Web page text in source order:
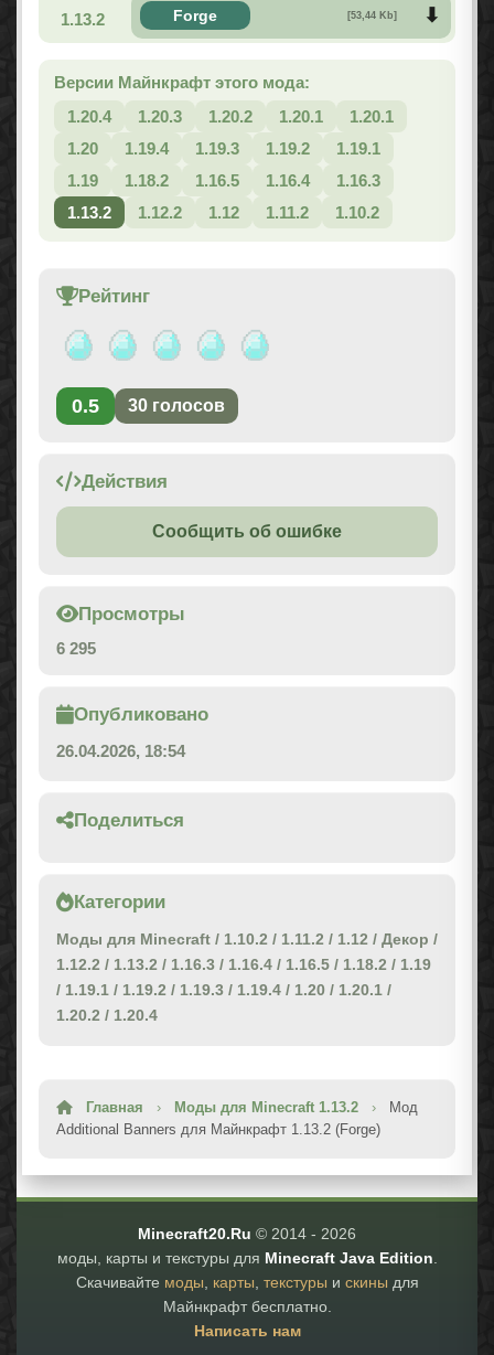
1.13.2 Forge [53,44 Kb]
Версии Майнкрафт этого мода:
1.20.4
1.20.3 1.20.2 1.20.1
1.20.1
1.20
1.19.4 1.19.3 1.19.2
1.19.1
1.19
1.18.2 1.16.5 1.16.4
1.16.3
1.13.2
1.12.2 1.12 1.11.2 1.10.2
Рейтинг
0.5 30 голосов
Действия
Сообщить об ошибке
Просмотры
6 295
Опубликовано
26.04.2026, 18:54
Поделиться
Категории
Моды для Minecraft / 1.10.2 / 1.11.2 / 1.12 / Декор /
1.12.2 / 1.13.2 / 1.16.3 / 1.16.4 / 1.16.5 / 1.18.2 / 1.19
/ 1.19.1 / 1.19.2 / 1.19.3 / 1.19.4 / 1.20 / 1.20.1 /
1.20.2 / 1.20.4
Главная › Моды для Minecraft 1.13.2 ›
Мод
Additional Banners для Майнкрафт 1.13.2 (Forge)
Minecraft20.Ru © 2014 - 2026
моды, карты и текстуры для Minecraft Java Edition
Скачивайте моды карты текстуры и скины для
Майнкрафт бесплатно.
Написать нам